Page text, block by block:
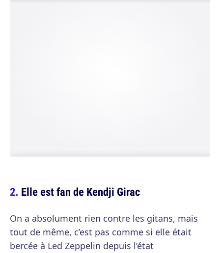
Elle est fan de Kendji Girac
On a absolument rien contre les gitans, mais
tout de même, c’est pas comme si elle était
bercée à Led Zeppelin depuis l’état